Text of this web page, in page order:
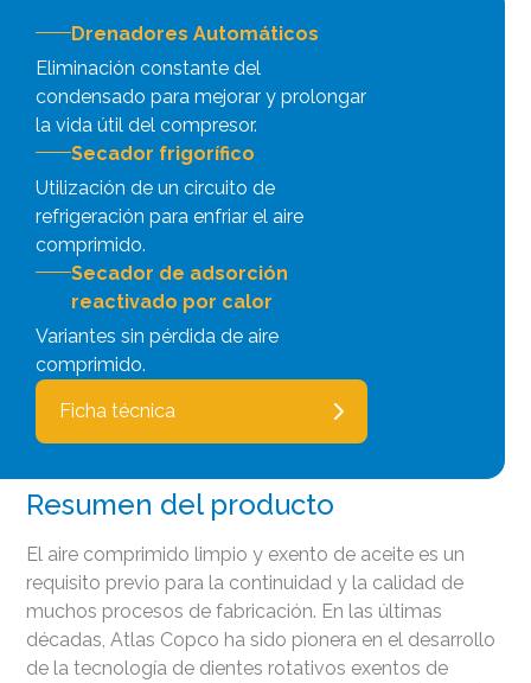
Drenadores Automáticos
Eliminación constante del
condensado para mejorar y prolongar
la vida útil del compresor.
Secador frigorífico
Utilización de un circuito de
refrigeración para enfriar el aire
comprimido.
Secador de adsorción
reactivado por calor
Variantes sin pérdida de aire
comprimido.
Ficha técnica
Resumen del producto
El aire comprimido limpio y exento de aceite es un
requisito previo para la continuidad y la calidad de
muchos procesos de fabricación. En las últimas
décadas, Atlas Copco ha sido pionera en el desarrollo
de la tecnología de dientes rotativos exentos de